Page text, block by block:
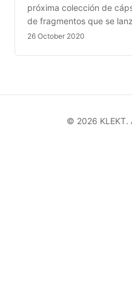
próxima colección de
de fragmentos que se
26 October 2020
© 2026